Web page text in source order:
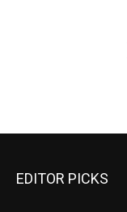
EDITOR PICKS